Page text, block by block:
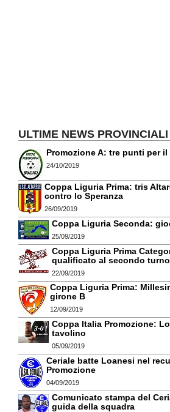
ULTIME NEWS PROVINCIALI
Promozione A: tre punti per
24/10/2019
Coppa Liguria Prima: tris
contro lo Speranza
26/09/2019
Coppa Liguria Seconda:
25/09/2019
Coppa Liguria Prima
qualificato al secondo turno
22/09/2019
Coppa Liguria Prima:
girone B
12/09/2019
Coppa Italia Promozione:
tavolino
05/09/2019
Ceriale batte Loanesi nel
Promozione
04/09/2019
Comunicato stampa del
guida della squadra